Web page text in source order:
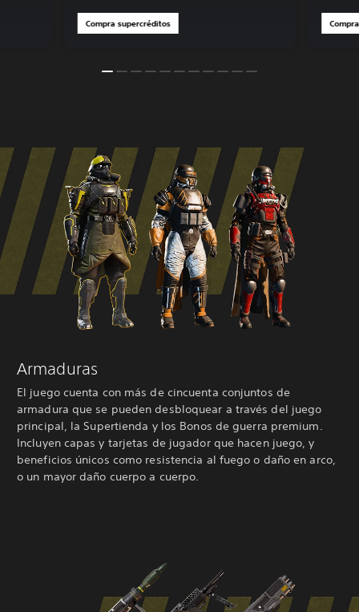
Compra supercréditos
Armaduras
El juego cuenta con más de cincuenta conjuntos de
armadura que se pueden desbloquear a través del juego
principal, la Supertienda y los Bonos de guerra premium.
Incluyen capas y tarjetas de jugador que hacen juego, y
beneficios únicos como resistencia al fuego o daño en arco,
o un mayor daño cuerpo a cuerpo.